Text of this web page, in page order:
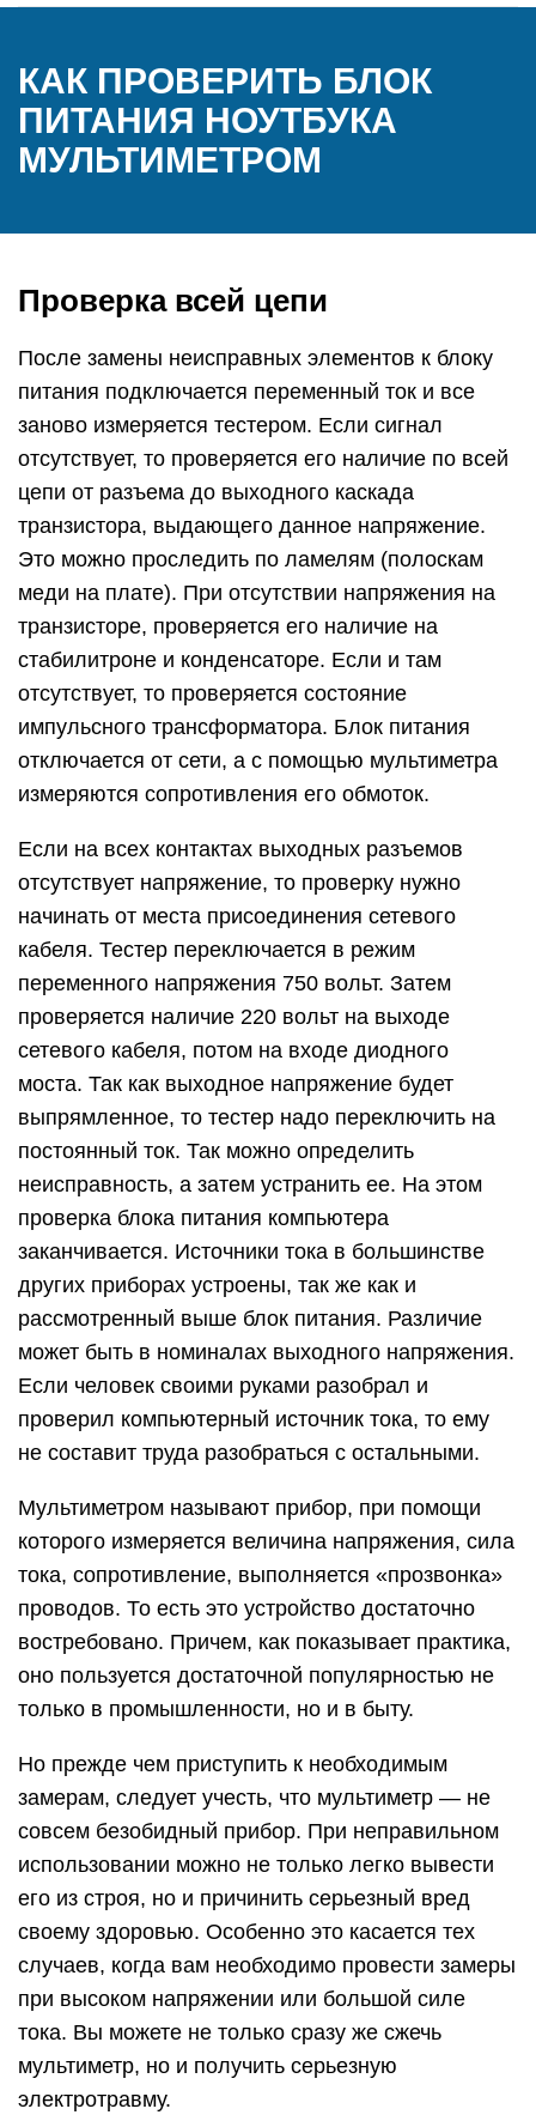
КАК ПРОВЕРИТЬ БЛОК
ПИТАНИЯ НОУТБУКА
МУЛЬТИМЕТРОМ
Проверка всей цепи
После замены неисправных элементов к блоку
питания подключается переменный ток и все
заново измеряется тестером. Если сигнал
отсутствует, то проверяется его наличие по всей
цепи от разъема до выходного каскада
транзистора, выдающего данное напряжение.
Это можно проследить по ламелям (полоскам
меди на плате). При отсутствии напряжения на
транзисторе, проверяется его наличие на
стабилитроне и конденсаторе. Если и там
отсутствует, то проверяется состояние
импульсного трансформатора. Блок питания
отключается от сети, а с помощью мультиметра
измеряются сопротивления его обмоток.
Если на всех контактах выходных разъемов
отсутствует напряжение, то проверку нужно
начинать от места присоединения сетевого
кабеля. Тестер переключается в режим
переменного напряжения 750 вольт. Затем
проверяется наличие 220 вольт на выходе
сетевого кабеля, потом на входе диодного
моста. Так как выходное напряжение будет
выпрямленное, то тестер надо переключить на
постоянный ток. Так можно определить
неисправность, а затем устранить ее. На этом
проверка блока питания компьютера
заканчивается. Источники тока в большинстве
других приборах устроены, так же как и
рассмотренный выше блок питания. Различие
может быть в номиналах выходного напряжения.
Если человек своими руками разобрал и
проверил компьютерный источник тока, то ему
не составит труда разобраться с остальными.
Мультиметром называют прибор, при помощи
которого измеряется величина напряжения, сила
тока, сопротивление, выполняется «прозвонка»
проводов. То есть это устройство достаточно
востребовано. Причем, как показывает практика,
оно пользуется достаточной популярностью не
только в промышленности, но и в быту.
Но прежде чем приступить к необходимым
замерам, следует учесть, что мультиметр — не
совсем безобидный прибор. При неправильном
использовании можно не только легко вывести
его из строя, но и причинить серьезный вред
своему здоровью. Особенно это касается тех
случаев, когда вам необходимо провести замеры
при высоком напряжении или большой силе
тока. Вы можете не только сразу же сжечь
мультиметр, но и получить серьезную
электротравму.